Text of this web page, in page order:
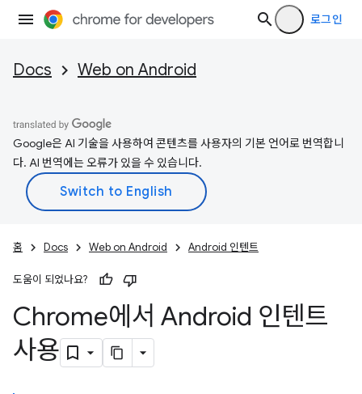
로그인
Docs Web on Android
Google은 AI 기술을 사용하여 콘텐츠를 사용자의 기본 언어로 번역합니
다. AI 번역에는 오류가 있을 수 있습니다.
홈 Docs Web on Android Android 인텐트
도움이 되었나요?
Chrome에서 Android 인텐트
사용